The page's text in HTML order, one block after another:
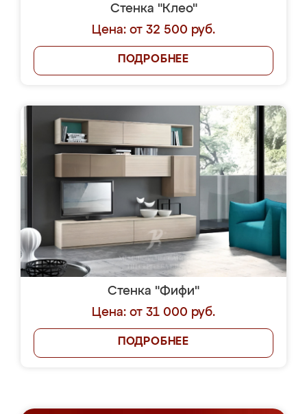
Стенка "Клео"
Цена: от 32 500 руб.
ПОДРОБНЕЕ
Стенка "Фифи"
Цена: от 31 000 руб.
ПОДРОБНЕЕ